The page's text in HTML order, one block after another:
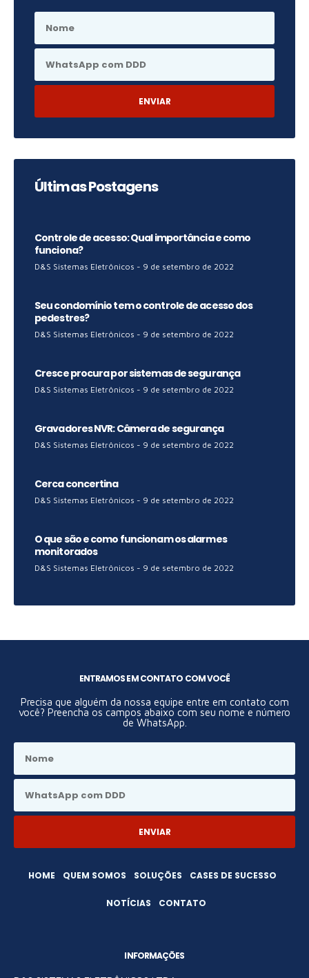
ENVIAR
Últimas Postagens
Controle de acesso: Qual importância e como
funciona?
D&S Sistemas Eletrônicos 9 de setembro de 2022
Seu condomínio tem o controle de acesso dos
pedestres?
D&S Sistemas Eletrônicos 9 de setembro de 2022
Cresce procura por sistemas de segurança
D&S Sistemas Eletrônicos 9 de setembro de 2022
Gravadores NVR: Câmera de segurança
D&S Sistemas Eletrônicos 9 de setembro de 2022
Cerca concertina
D&S Sistemas Eletrônicos 9 de setembro de 2022
O que são e como funcionam os alarmes
monitorados
D&S Sistemas Eletrônicos 9 de setembro de 2022
ENTRAMOS EM CONTATO COM VOCÊ
Precisa que alguém da nossa equipe entre em contato com
você? Preencha os campos abaixo com seu nome e número
de WhatsApp.
ENVIAR
HOME QUEM SOMOS SOLUÇÕES CASES DE SUCESSO
NOTÍCIAS CONTATO
INFORMAÇÕES